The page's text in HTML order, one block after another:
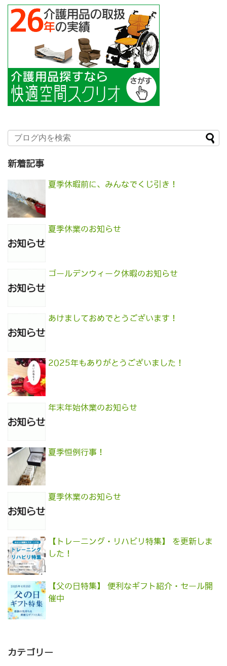
新着記事
夏季休暇前に、みんなでくじ引き！
夏季休業のお知らせ
ゴールデンウィーク休暇のお知らせ
あけましておめでとうございます！
2025年もありがとうございました！
年末年始休業のお知らせ
夏季恒例行事！
夏季休業のお知らせ
【トレーニング・リハビリ特集】 を更新しま
した！
【父の日特集】 便利なギフト紹介・セール開
催中
カテゴリー